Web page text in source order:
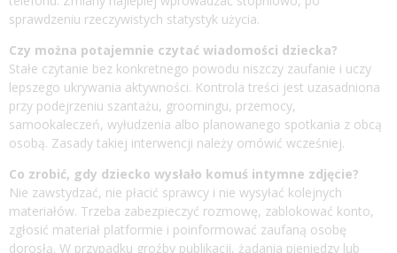
sprawdzeniu rzeczywistych statystyk użycia.
Czy można potajemnie czytać wiadomości dziecka?
Stałe czytanie bez konkretnego powodu niszczy zaufanie i uczy
lepszego ukrywania aktywności. Kontrola treści jest uzasadniona
przy podejrzeniu szantażu, groomingu, przemocy,
samookaleczeń, wyłudzenia albo planowanego spotkania z obcą
osobą. Zasady takiej interwencji należy omówić wcześniej.
Co zrobić, gdy dziecko wysłało komuś intymne zdjęcie?
Nie zawstydzać, nie płacić sprawcy i nie wysyłać kolejnych
materiałów. Trzeba zabezpieczyć rozmowę, zablokować konto,
zgłosić materiał platformie i poinformować zaufaną osobę
dorosłą. W przypadku groźby publikacji, żądania pieniędzy lub